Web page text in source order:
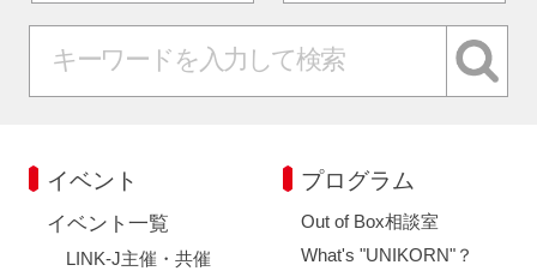
イベント
イベント一覧
LINK-J主催・共催
プログラム
Out of Box相談室
What's "UNIKORN"？